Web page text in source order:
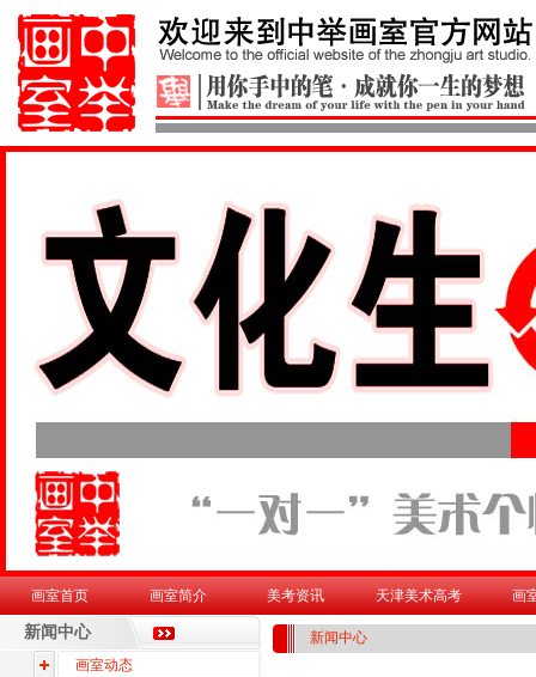
画室首页 画室简介 美考资讯 天津美术高考 画
新闻中心
画室动态
新闻中心